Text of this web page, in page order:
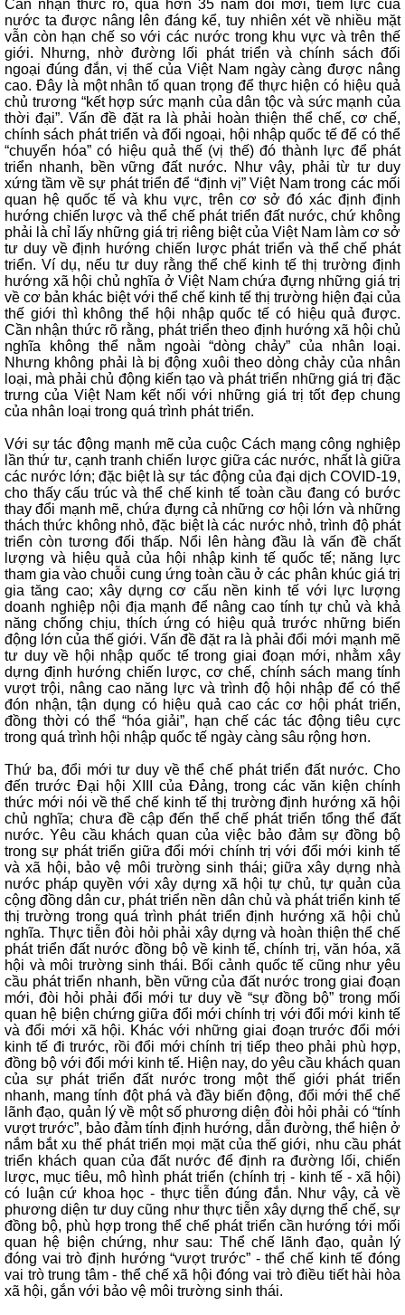
Cần nhận thức rõ, qua hơn 35 năm đổi mới, tiềm lực của
nước ta được nâng lên đáng kể, tuy nhiên xét về nhiều mặt
vẫn còn hạn chế so với các nước trong khu vực và trên thế
giới. Nhưng, nhờ đường lối phát triển và chính sách đối
ngoại đúng đắn, vị thế của Việt Nam ngày càng được nâng
cao. Đây là một nhân tố quan trọng để thực hiện có hiệu quả
chủ trương “kết hợp sức mạnh của dân tộc và sức mạnh của
thời đại”. Vấn đề đặt ra là phải hoàn thiện thể chế, cơ chế,
chính sách phát triển và đối ngoại, hội nhập quốc tế để có thể
“chuyển hóa” có hiệu quả thế (vị thế) đó thành lực để phát
triển nhanh, bền vững đất nước. Như vậy, phải từ tư duy
xứng tầm về sự phát triển để “định vị” Việt Nam trong các mối
quan hệ quốc tế và khu vực, trên cơ sở đó xác định định
hướng chiến lược và thể chế phát triển đất nước, chứ không
phải là chỉ lấy những giá trị riêng biệt của Việt Nam làm cơ sở
tư duy về định hướng chiến lược phát triển và thể chế phát
triển. Ví dụ, nếu tư duy rằng thể chế kinh tế thị trường định
hướng xã hội chủ nghĩa ở Việt Nam chứa đựng những giá trị
về cơ bản khác biệt với thể chế kinh tế thị trường hiện đại của
thế giới thì không thể hội nhập quốc tế có hiệu quả được.
Cần nhận thức rõ rằng, phát triển theo định hướng xã hội chủ
nghĩa không thể nằm ngoài “dòng chảy” của nhân loại.
Nhưng không phải là bị động xuôi theo dòng chảy của nhân
loại, mà phải chủ động kiến tạo và phát triển những giá trị đặc
trưng của Việt Nam kết nối với những giá trị tốt đẹp chung
của nhân loại trong quá trình phát triển.
Với sự tác động mạnh mẽ của cuộc Cách mạng công nghiệp
lần thứ tư, cạnh tranh chiến lược giữa các nước, nhất là giữa
các nước lớn; đặc biệt là sự tác động của đại dịch COVID-19,
cho thấy cấu trúc và thể chế kinh tế toàn cầu đang có bước
thay đổi mạnh mẽ, chứa đựng cả những cơ hội lớn và những
thách thức không nhỏ, đặc biệt là các nước nhỏ, trình độ phát
triển còn tương đối thấp. Nổi lên hàng đầu là vấn đề chất
lượng và hiệu quả của hội nhập kinh tế quốc tế; năng lực
tham gia vào chuỗi cung ứng toàn cầu ở các phân khúc giá trị
gia tăng cao; xây dựng cơ cấu nền kinh tế với lực lượng
doanh nghiệp nội địa mạnh để nâng cao tính tự chủ và khả
năng chống chịu, thích ứng có hiệu quả trước những biến
động lớn của thế giới. Vấn đề đặt ra là phải đổi mới mạnh mẽ
tư duy về hội nhập quốc tế trong giai đoạn mới, nhằm xây
dựng định hướng chiến lược, cơ chế, chính sách mang tính
vượt trội, nâng cao năng lực và trình độ hội nhập để có thể
đón nhận, tận dụng có hiệu quả cao các cơ hội phát triển,
đồng thời có thể “hóa giải”, hạn chế các tác động tiêu cực
trong quá trình hội nhập quốc tế ngày càng sâu rộng hơn.
Thứ ba, đổi mới tư duy về thể chế phát triển đất nước. Cho
đến trước Đại hội XIII của Đảng, trong các văn kiện chính
thức mới nói về thể chế kinh tế thị trường định hướng xã hội
chủ nghĩa; chưa đề cập đến thể chế phát triển tổng thể đất
nước. Yêu cầu khách quan của việc bảo đảm sự đồng bộ
trong sự phát triển giữa đổi mới chính trị với đổi mới kinh tế
và xã hội, bảo vệ môi trường sinh thái; giữa xây dựng nhà
nước pháp quyền với xây dựng xã hội tự chủ, tự quản của
cộng đồng dân cư, phát triển nền dân chủ và phát triển kinh tế
thị trường trong quá trình phát triển định hướng xã hội chủ
nghĩa. Thực tiễn đòi hỏi phải xây dựng và hoàn thiện thể chế
phát triển đất nước đồng bộ về kinh tế, chính trị, văn hóa, xã
hội và môi trường sinh thái. Bối cảnh quốc tế cũng như yêu
cầu phát triển nhanh, bền vững của đất nước trong giai đoạn
mới, đòi hỏi phải đổi mới tư duy về “sự đồng bộ” trong mối
quan hệ biện chứng giữa đổi mới chính trị với đổi mới kinh tế
và đổi mới xã hội. Khác với những giai đoạn trước đổi mới
kinh tế đi trước, rồi đổi mới chính trị tiếp theo phải phù hợp,
đồng bộ với đổi mới kinh tế. Hiện nay, do yêu cầu khách quan
của sự phát triển đất nước trong một thế giới phát triển
nhanh, mang tính đột phá và đầy biến động, đổi mới thể chế
lãnh đạo, quản lý về một số phương diện đòi hỏi phải có “tính
vượt trước”, bảo đảm tính định hướng, dẫn đường, thể hiện ở
nắm bắt xu thế phát triển mọi mặt của thế giới, nhu cầu phát
triển khách quan của đất nước để định ra đường lối, chiến
lược, mục tiêu, mô hình phát triển (chính trị - kinh tế - xã hội)
có luận cứ khoa học - thực tiễn đúng đắn. Như vậy, cả về
phương diện tư duy cũng như thực tiễn xây dựng thể chế, sự
đồng bộ, phù hợp trong thể chế phát triển cần hướng tới mối
quan hệ biện chứng, như sau: Thể chế lãnh đạo, quản lý
đóng vai trò định hướng “vượt trước” - thể chế kinh tế đóng
vai trò trung tâm - thể chế xã hội đóng vai trò điều tiết hài hòa
xã hội, gắn với bảo vệ môi trường sinh thái.